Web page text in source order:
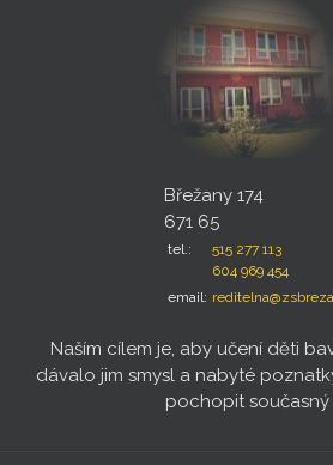
Břežany 174
671 65
tel.:
515 277 113
604 969 454
email:
Naším cílem je, aby učení děti
dávalo jim smysl a nabyté
pochopit současný